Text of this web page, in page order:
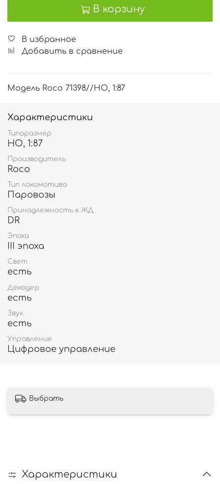
В корзину
В избранное
Добавить в сравнение
Модель Roco 71398//HO, 1:87
Характеристики
Типоразмер
HO, 1:87
Производитель
Roco
Тип локомотива
Паровозы
Принадлежность к ЖД
DR
Эпоха
III эпоха
Свет
есть
Декодер
есть
Звук
есть
Управление
Цифровое управление
Выбрать
Характеристики